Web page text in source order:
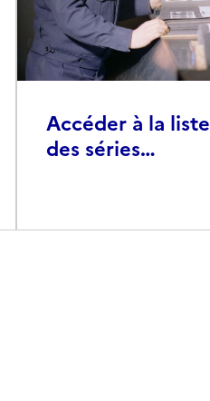
Accéder à la liste
des séries